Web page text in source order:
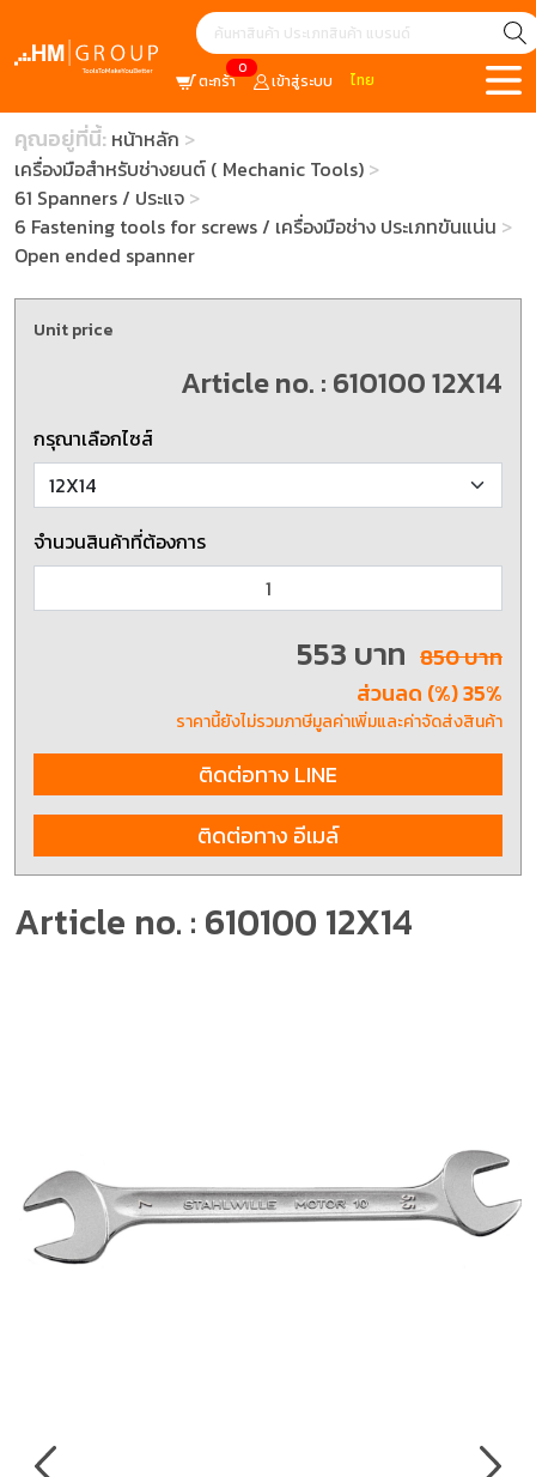
0
ตะกร้า เข้าสู่ระบบ ไทย
คุณอยู่ที่นี้: หน้าหลัก
เครื่องมือสำหรับช่างยนต์ ( Mechanic Tools)
61 Spanners / ประแจ
6 Fastening tools for screws / เครื่องมือช่าง ประเภทขันแน่น
Open ended spanner
Article no. : 610100 12X14
Unit price
Article no. : 610100 12X14
กรุณาเลือกไซส์
จำนวนสินค้าที่ต้องการ
553 บาท 850 บาท
ส่วนลด (%) 35%
ราคานี้ยังไม่รวมภาษีมูลค่าเพิ่มและค่าจัดส่งสินค้า
ติดต่อทาง LINE
ติดต่อทาง อีเมล์